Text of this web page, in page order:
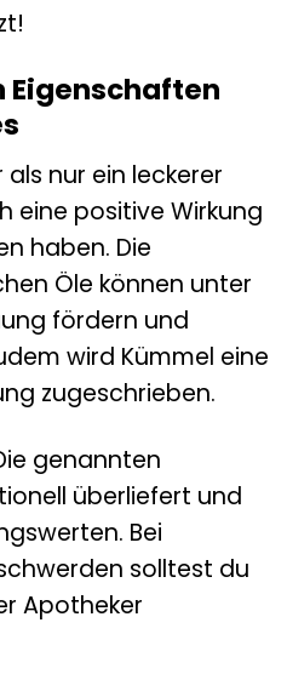
Eigenschaften
nur ein leckerer
eine positive Wirkung
haben. Die
Öle können unter
fördern und
wird Kümmel eine
zugeschrieben.
genannten
überliefert und
Bei
solltest du
Apotheker